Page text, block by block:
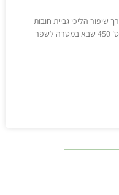
שיפור הליכי גביית חובות
בבנקים במסגרת עידכון נוהל בנקאי תקין מס' 450 שבא במטרה לשפר